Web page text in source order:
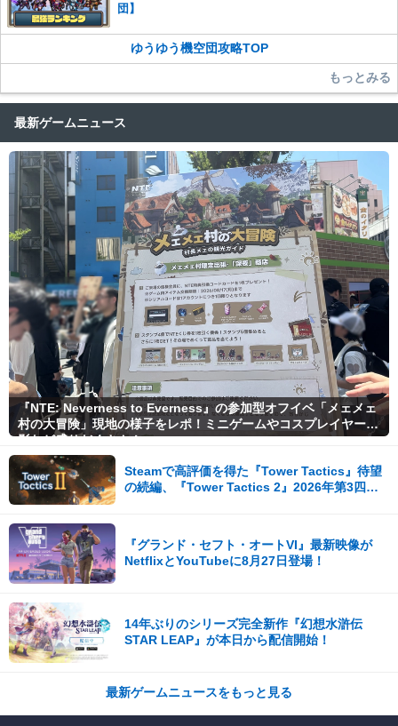
団】
ゆうゆう機空団攻略TOP
もっとみる
最新ゲームニュース
『NTE: Neverness to Everness』の参加型オフイベ「メェメェ
村の大冒険」現地の様子をレポ！ミニゲームやコスプレイヤー撮
影など盛りだくさん！
Steamで高評価を得た『Tower Tactics』待望
の続編、『Tower Tactics 2』2026年第3四半
『グランド・セフト・オートVI』最新映像が
NetflixとYouTubeに8月27日登場！
14年ぶりのシリーズ完全新作『幻想水滸伝
STAR LEAP』が本日から配信開始！
最新ゲームニュースをもっと見る